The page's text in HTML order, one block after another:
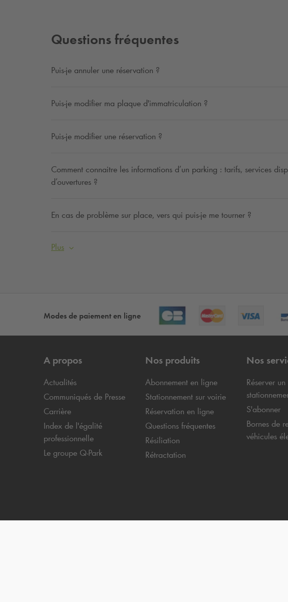
Questions fréquentes
Puis-je annuler une réservation ?
Puis-je modifier ma plaque d'immatriculation ?
Puis-je modifier une réservation ?
Comment connaitre les informations d’un parking : tarifs, services
d’ouvertures ?
En cas de problème sur place, vers qui puis-je me tourner ?
Plus
Modes de paiement en ligne
A propos
Actualités
Communiqués de Presse
Carrière
Index de l'égalité
professionnelle
Le groupe Q-Park
Nos produits
Abonnement en ligne
Stationnement sur voirie
Réservation en ligne
Questions fréquentes
Résiliation
Rétractation
Nos
Réserver un
S'abonner
Bornes de
véhicules